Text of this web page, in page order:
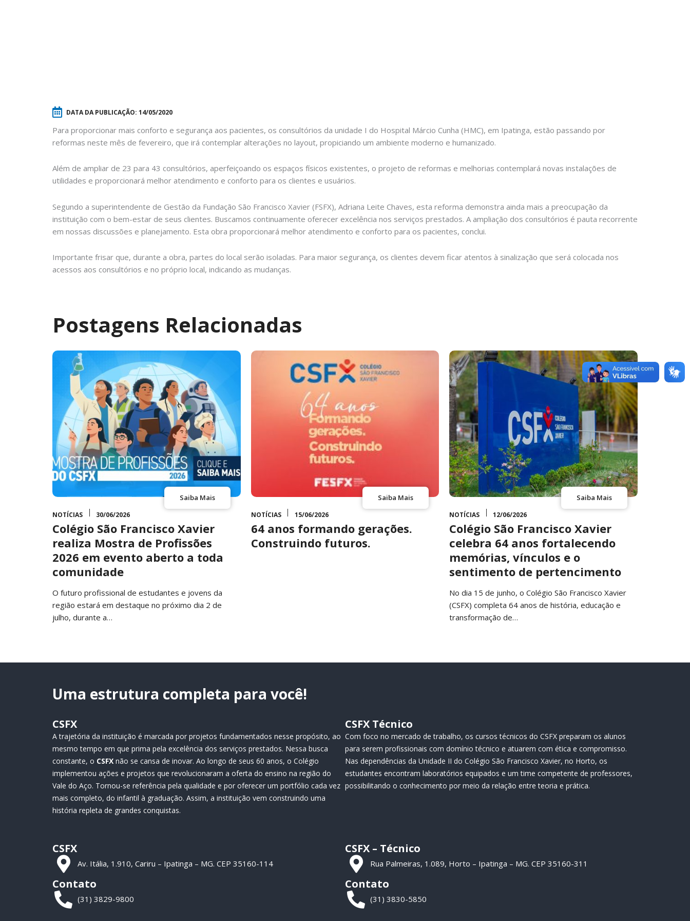
DATA DA PUBLICAÇÃO: 14/05/2020
Para proporcionar mais conforto e segurança aos pacientes, os consultórios da unidade I do Hospital Márcio Cunha (HMC), em Ipatinga, estão passando por
reformas neste mês de fevereiro, que irá contemplar alterações no layout, propiciando um ambiente moderno e humanizado.
Além de ampliar de 23 para 43 consultórios, aperfeiçoando os espaços físicos existentes, o projeto de reformas e melhorias contemplará novas instalações de
utilidades e proporcionará melhor atendimento e conforto para os clientes e usuários.
Segundo a superintendente de Gestão da Fundação São Francisco Xavier (FSFX), Adriana Leite Chaves, esta reforma demonstra ainda mais a preocupação da
instituição com o bem-estar de seus clientes. Buscamos continuamente oferecer excelência nos serviços prestados. A ampliação dos consultórios é pauta recorrente
em nossas discussões e planejamento. Esta obra proporcionará melhor atendimento e conforto para os pacientes, conclui.
Importante frisar que, durante a obra, partes do local serão isoladas. Para maior segurança, os clientes devem ficar atentos à sinalização que será colocada nos
acessos aos consultórios e no próprio local, indicando as mudanças.
Postagens Relacionadas
Saiba Mais
NOTÍCIAS 30/06/2026
Colégio São Francisco Xavier
realiza Mostra de Profissões
2026 em evento aberto a toda
comunidade
O futuro profissional de estudantes e jovens da
região estará em destaque no próximo dia 2 de
julho, durante a…
Saiba Mais
NOTÍCIAS 15/06/2026
64 anos formando gerações.
Construindo futuros.
Saiba Mais
NOTÍCIAS 12/06/2026
Colégio São Francisco Xavier
celebra 64 anos fortalecendo
memórias, vínculos e o
sentimento de pertencimento
No dia 15 de junho, o Colégio São Francisco Xavier
(CSFX) completa 64 anos de história, educação e
transformação de…
Uma estrutura completa para você!
CSFX
A trajetória da instituição é marcada por projetos fundamentados nesse propósito, ao
mesmo tempo em que prima pela excelência dos serviços prestados. Nessa busca
constante, o CSFX não se cansa de inovar. Ao longo de seus 60 anos, o Colégio
implementou ações e projetos que revolucionaram a oferta do ensino na região do
Vale do Aço. Tornou-se referência pela qualidade e por oferecer um portfólio cada vez
mais completo, do infantil à graduação. Assim, a instituição vem construindo uma
história repleta de grandes conquistas.
CSFX Técnico
Com foco no mercado de trabalho, os cursos técnicos do CSFX preparam os alunos
para serem profissionais com domínio técnico e atuarem com ética e compromisso.
Nas dependências da Unidade II do Colégio São Francisco Xavier, no Horto, os
estudantes encontram laboratórios equipados e um time competente de professores,
possibilitando o conhecimento por meio da relação entre teoria e prática.
CSFX
Av. Itália, 1.910, Cariru – Ipatinga – MG. CEP 35160-114
Contato
(31) 3829-9800
CSFX – Técnico
Rua Palmeiras, 1.089, Horto – Ipatinga – MG. CEP 35160-311
Contato
(31) 3830-5850